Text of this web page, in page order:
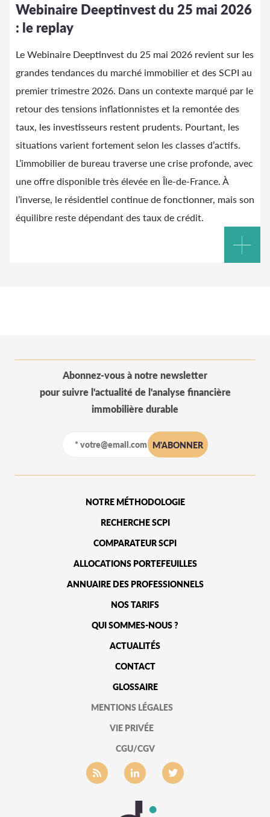
Webinaire Deeptinvest du 25 mai 2026
: le replay
Le Webinaire Deeptinvest du 25 mai 2026 revient sur les
grandes tendances du marché immobilier et des SCPI au
premier trimestre 2026. Dans un contexte marqué par le
retour des tensions inflationnistes et la remontée des
taux, les investisseurs restent prudents. Pourtant, les
situations varient fortement selon les classes d’actifs.
L’immobilier de bureau traverse une crise profonde, avec
une offre disponible très élevée en Île-de-France. À
l’inverse, le résidentiel continue de fonctionner, mais son
équilibre reste dépendant des taux de crédit.
Abonnez-vous à notre newsletter
pour suivre l'actualité de l'analyse financière
immobilière durable
NOTRE MÉTHODOLOGIE
RECHERCHE SCPI
COMPARATEUR SCPI
ALLOCATIONS PORTEFEUILLES
ANNUAIRE DES PROFESSIONNELS
NOS TARIFS
QUI SOMMES-NOUS ?
ACTUALITÉS
CONTACT
GLOSSAIRE
MENTIONS LÉGALES
VIE PRIVÉE
CGU/CGV